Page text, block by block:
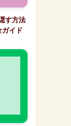
す方法
イド